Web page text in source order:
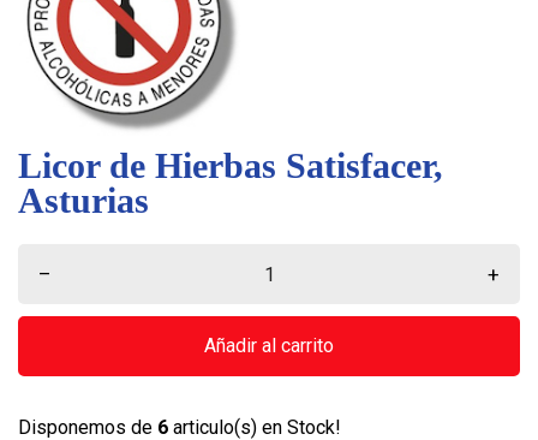
Licor de Hierbas Satisfacer,
Asturias
– +
Añadir al carrito
Disponemos de 6 articulo(s) en Stock!